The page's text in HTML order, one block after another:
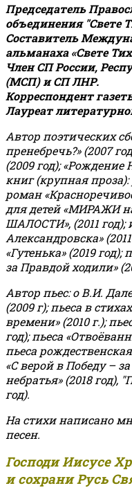
Председатель
объединения "Свете
Составитель
альманаха «Свете
Член СП России,
(МСП) и СП ЛНР.
Корреспондент
Лауреат
Автор поэтических
пренебречь?» (2007
(2009 год); «Рождение
книг (крупная проза):
роман
для детей «МИРАЖИ
ШАЛОСТИ», (2011
Александровска»
«Гутенька» (2019
за Правдой ходили»
Автор пьес: о В.И.
(2009 г); пьеса в
времени» (2010 г.);
год); пьеса
пьеса
«С верой в Победу –
небратья» (2018 год),
год).
На стихи написано
песен.
Господи Иисусе
и сохрани Русь